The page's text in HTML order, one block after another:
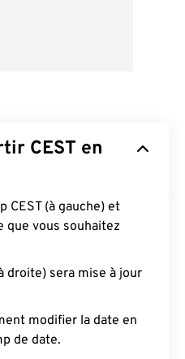
CEST en
CEST (à gauche) et
que vous souhaitez
droite) sera mise à jour
modifier la date en
de date.